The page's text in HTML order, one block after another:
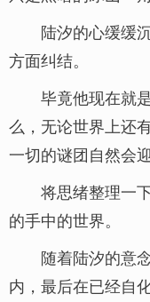
陆汐的心缓缓
方面纠结。
毕竟他现在就
么，无论世界上还
一切的谜团自然会
将思绪整理一
的手中的世界。
随着陆汐的意
内，最后在已经自